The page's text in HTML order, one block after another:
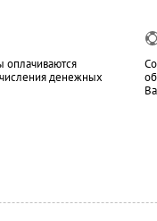
оплачиваются
денежных